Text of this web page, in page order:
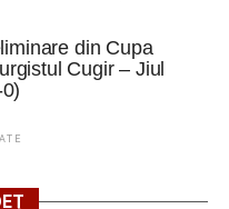
non-formale au avut
în echipă și exercițiile
din Cupa
Cugir – Jiul